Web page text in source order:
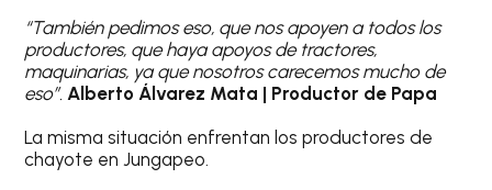
“También pedimos eso, que nos apoyen a todos los
productores, que haya apoyos de tractores,
maquinarias, ya que nosotros carecemos mucho de
eso”. Alberto Álvarez Mata | Productor de Papa
La misma situación enfrentan los productores de
chayote en Jungapeo.